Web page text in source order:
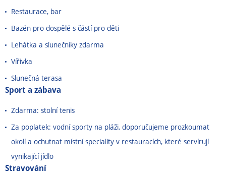
Restaurace, bar
Bazén pro dospělé s částí pro děti
Lehátka a slunečníky zdarma
Vířivka
Slunečná terasa
Sport a zábava
Zdarma: stolní tenis
Za poplatek: vodní sporty na pláži, doporučujeme prozkoumat
okolí a ochutnat místní speciality v restauracích, které servírují
vynikající jídlo
Stravování